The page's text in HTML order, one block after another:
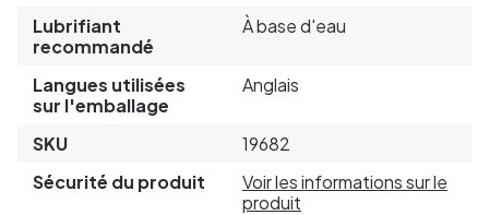
Lubrifiant
recommandé
À base d'eau
Langues utilisées
sur l'emballage
Anglais
SKU
19682
Sécurité du produit
Voir les informations sur le
produit